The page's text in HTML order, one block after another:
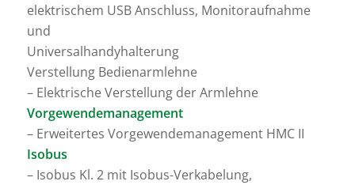
elektrischem USB Anschluss, Monitoraufnahme
und
Universalhandyhalterung
Verstellung Bedienarmlehne
– Elektrische Verstellung der Armlehne
Vorgewendemanagement
– Erweitertes Vorgewendemanagement HMC II
Isobus
– Isobus Kl. 2 mit Isobus-Verkabelung,